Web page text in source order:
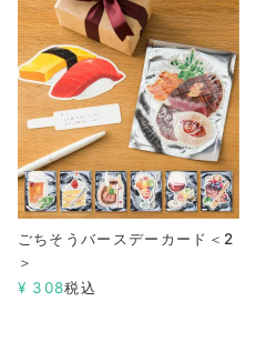
ごちそうバースデーカード＜2
＞
¥ 308税込